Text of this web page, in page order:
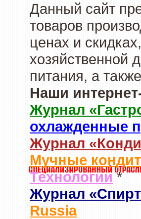
Данный сайт
товаров
ценах и
хозяйственной
питания, а
Наши
Журнал
охлажденные
Журнал
Мучные
Технологии *
Журнал
Russia